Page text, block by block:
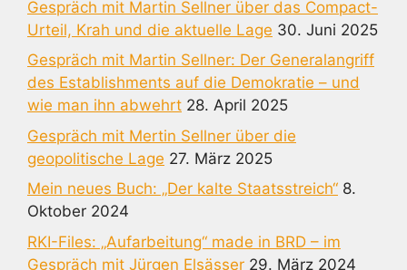
Gespräch mit Martin Sellner über das Compact-
Urteil, Krah und die aktuelle Lage 30. Juni 2025
Gespräch mit Martin Sellner: Der Generalangriff
des Establishments auf die Demokratie – und
wie man ihn abwehrt 28. April 2025
Gespräch mit Mertin Sellner über die
geopolitische Lage 27. März 2025
Mein neues Buch: „Der kalte Staatsstreich“ 8.
Oktober 2024
RKI-Files: „Aufarbeitung“ made in BRD – im
Gespräch mit Jürgen Elsässer 29. März 2024